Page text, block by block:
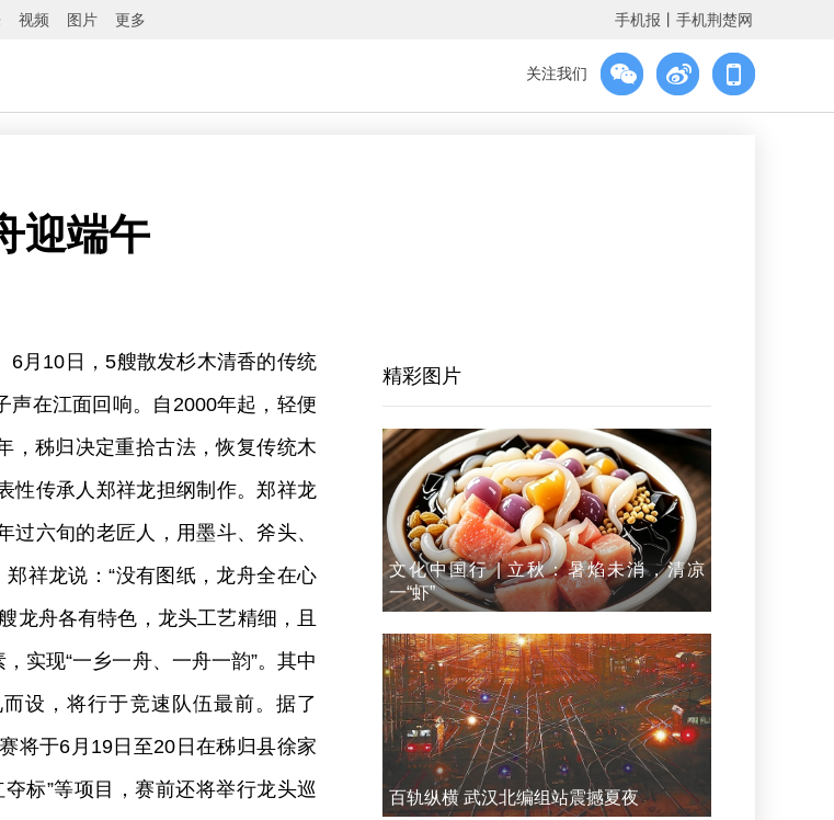
视频 图片 更多 手机报 手机荆楚网
关注我们
迎端午
6月10日，5艘散发杉木清香的传统
声在江面回响。自2000年起，轻便
，秭归决定重拾古法，恢复传统木
性传承人郑祥龙担纲制作。郑祥龙
六旬的老匠人，用墨斗、斧头、
祥龙说：“没有图纸，龙舟全在心
龙舟各有特色，龙头工艺精细，且
实现“一乡一舟、一舟一韵”。其中
设，将行于竞速队伍最前。据了
将于6月19日至20日在秭归县徐家
标”等项目，赛前还将举行龙头巡
精彩图片
文化中国行 | 立秋：暑焰未消，清凉
一“虾”
百轨纵横 武汉北编组站震撼夏夜